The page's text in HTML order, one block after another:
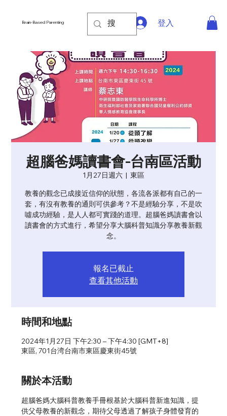
Brain-Based Parenting 登入
超腦爸媽讀書會-台南區活動
1月27日週六
  |
東區
教養的觀念已成接近信仰的狀態，各流各派都有自己的一
套，有沒有教養的通則可供參考？不是經驗分享，不是吹
噓成功經驗，是人人都可實踐的道理。超腦爸媽讀書會以
讀書會的方式進行，希望分享大腦科普知識分享教養新觀
念。
報名已截止
查看其他活動
時間和地點
2024年1月27日 下午2:30 – 下午4:30 [GMT+8]
東區, 701台湾台南市東區慶東街45號
關於本活動
超腦爸媽大腦科普教養手冊根基於大腦科普新進知識，提
供父母教養的新觀念，期待父母透過了解孩子身體發育的